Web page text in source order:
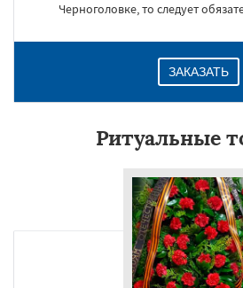
Черноголовке, то следует
ЗАКАЗАТЬ
Ритуальные